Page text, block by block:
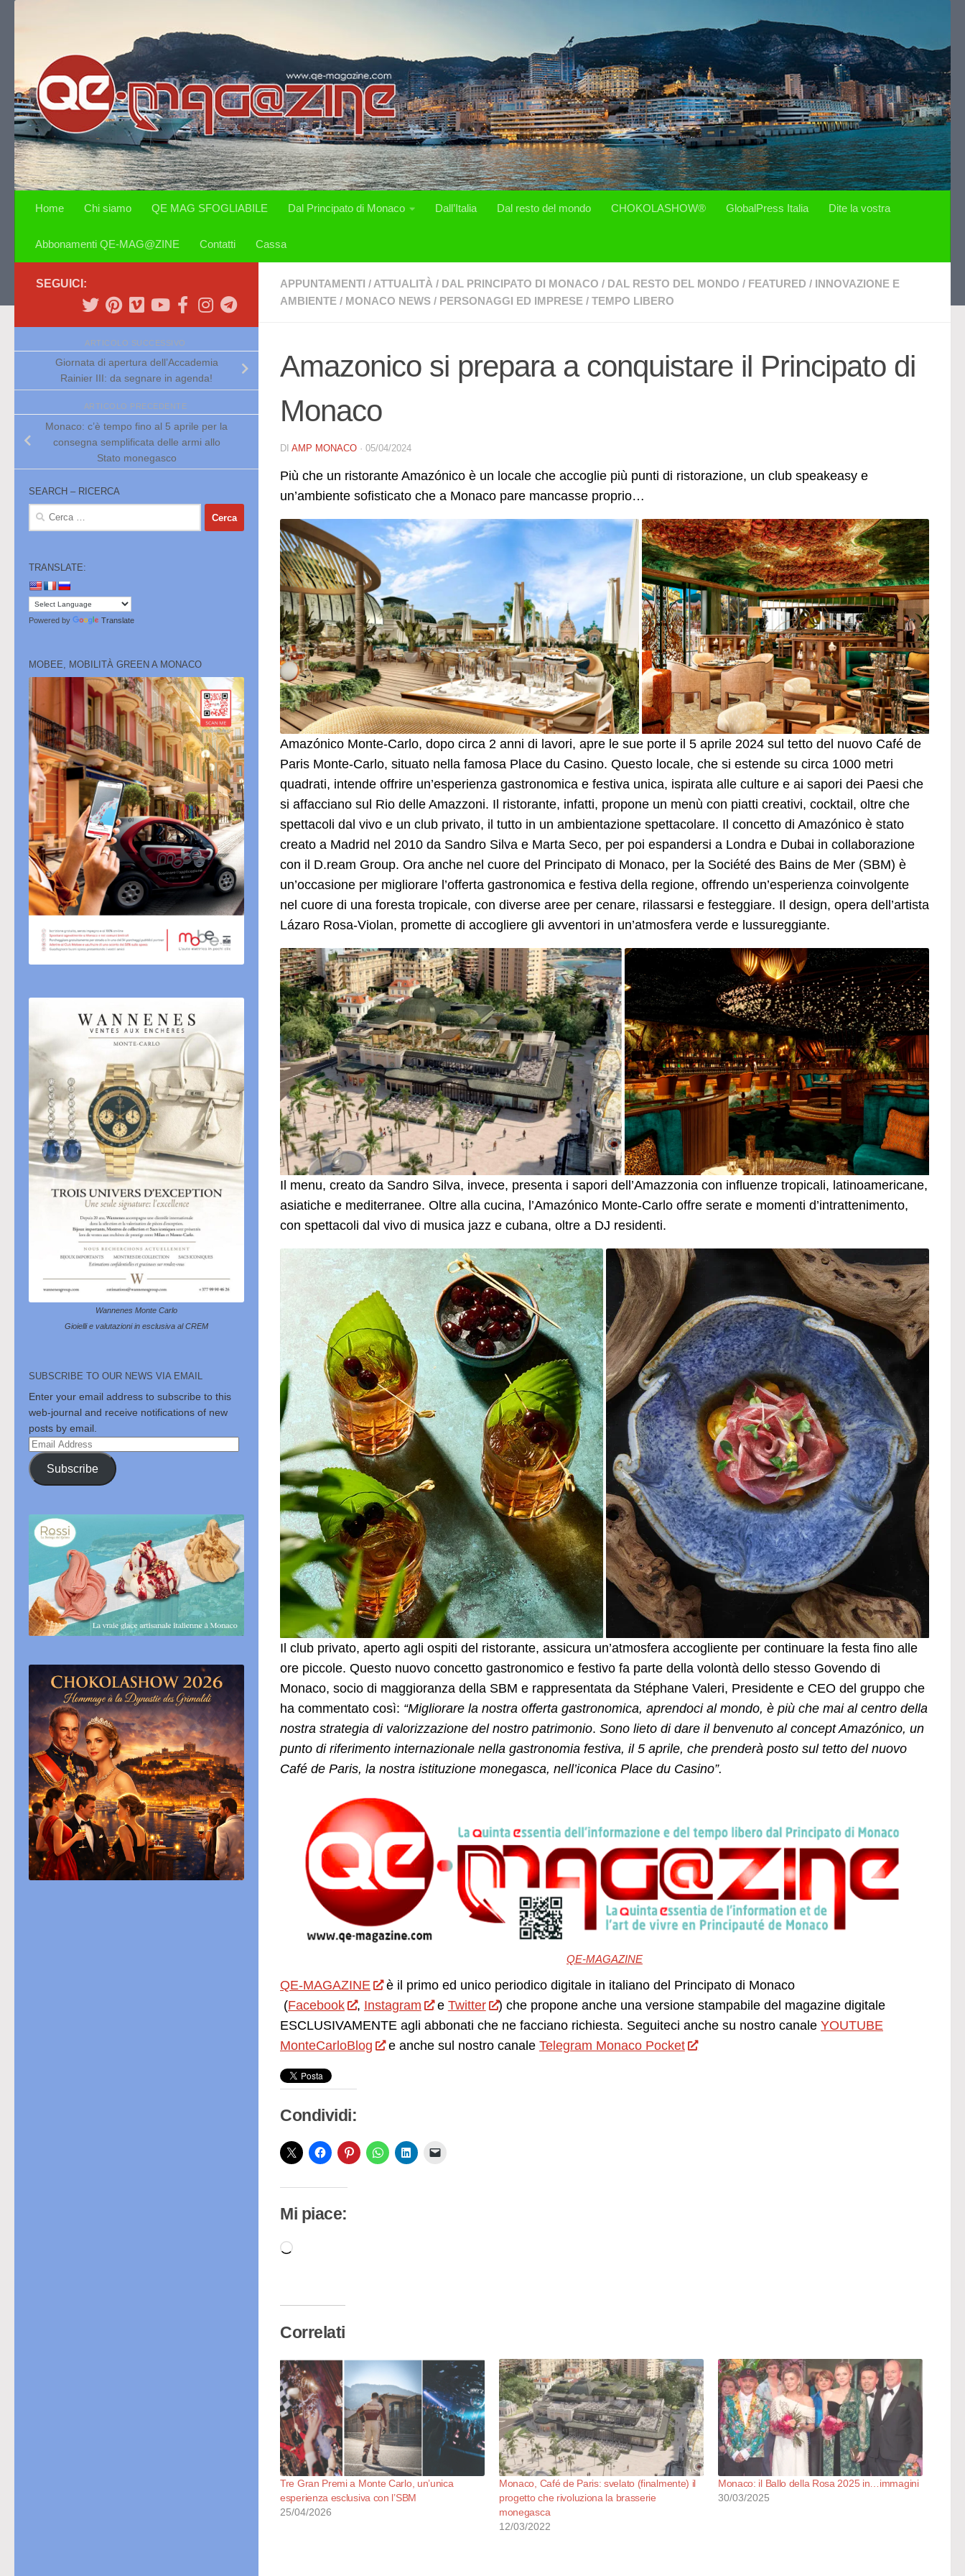
Home Chi siamo QE MAG SFOGLIABILE Dal Principato di Monaco Dall’Italia Dal resto del mondo CHOKOLASHOW® GlobalPress Italia Dite la vostra
Abbonamenti QE-MAG@ZINE Contatti Cassa
APPUNTAMENTI / ATTUALITÀ / DAL PRINCIPATO DI MONACO / DAL RESTO DEL MONDO / FEATURED / INNOVAZIONE E
AMBIENTE / MONACO NEWS / PERSONAGGI ED IMPRESE / TEMPO LIBERO
Amazonico si prepara a conquistare il Principato di
Monaco
DI AMP MONACO · 05/04/2024
Più che un ristorante Amazónico è un locale che accoglie più punti di ristorazione, un club speakeasy e
un’ambiente sofisticato che a Monaco pare mancasse proprio…
Amazónico Monte-Carlo, dopo circa 2 anni di lavori, apre le sue porte il 5 aprile 2024 sul tetto del nuovo Café de
Paris Monte-Carlo, situato nella famosa Place du Casino. Questo locale, che si estende su circa 1000 metri
quadrati, intende offrire un’esperienza gastronomica e festiva unica, ispirata alle culture e ai sapori dei Paesi che
si affacciano sul Rio delle Amazzoni. Il ristorante, infatti, propone un menù con piatti creativi, cocktail, oltre che
spettacoli dal vivo e un club privato, il tutto in un ambientazione spettacolare. Il concetto di Amazónico è stato
creato a Madrid nel 2010 da Sandro Silva e Marta Seco, per poi espandersi a Londra e Dubai in collaborazione
con il D.ream Group. Ora anche nel cuore del Principato di Monaco, per la Société des Bains de Mer (SBM) è
un’occasione per migliorare l’offerta gastronomica e festiva della regione, offrendo un’esperienza coinvolgente
nel cuore di una foresta tropicale, con diverse aree per cenare, rilassarsi e festeggiare. Il design, opera dell’artista
Lázaro Rosa-Violan, promette di accogliere gli avventori in un’atmosfera verde e lussureggiante.
Il menu, creato da Sandro Silva, invece, presenta i sapori dell’Amazzonia con influenze tropicali, latinoamericane,
asiatiche e mediterranee. Oltre alla cucina, l’Amazónico Monte-Carlo offre serate e momenti d’intrattenimento,
con spettacoli dal vivo di musica jazz e cubana, oltre a DJ residenti.
Il club privato, aperto agli ospiti del ristorante, assicura un’atmosfera accogliente per continuare la festa fino alle
ore piccole. Questo nuovo concetto gastronomico e festivo fa parte della volontà dello stesso Govendo di
Monaco, socio di maggioranza della SBM e rappresentata da Stéphane Valeri, Presidente e CEO del gruppo che
ha commentato così: “Migliorare la nostra offerta gastronomica, aprendoci al mondo, è più che mai al centro della
nostra strategia di valorizzazione del nostro patrimonio. Sono lieto di dare il benvenuto al concept Amazónico, un
punto di riferimento internazionale nella gastronomia festiva, il 5 aprile, che prenderà posto sul tetto del nuovo
Café de Paris, la nostra istituzione monegasca, nell’iconica Place du Casino”.
QE-MAGAZINE
QE-MAGAZINE
è il primo ed unico periodico digitale in italiano del Principato di Monaco
(Facebook , Instagram e Twitter
) che propone anche una versione stampabile del magazine digitale
ESCLUSIVAMENTE agli abbonati che ne facciano richiesta. Seguiteci anche su nostro canale YOUTUBE
MonteCarloBlog
e anche sul nostro canale Telegram Monaco Pocket
Condividi:
Mi piace:
Caricamento
Correlati
Tre Gran Premi a Monte Carlo, un’unica
esperienza esclusiva con l’SBM
25/04/2026
Monaco, Café de Paris: svelato (finalmente) il
progetto che rivoluziona la brasserie
monegasca
12/03/2022
Monaco: il Ballo della Rosa 2025 in…immagini
30/03/2025
SEGUICI:
ARTICOLO SUCCESSIVO
Giornata di apertura dell’Accademia
Rainier III: da segnare in agenda!
ARTICOLO PRECEDENTE
Monaco: c’è tempo fino al 5 aprile per la
consegna semplificata delle armi allo
Stato monegasco
SEARCH – RICERCA
Ricerca
TRANSLATE:
Powered by Translate
MOBEE, MOBILITÀ GREEN A MONACO
Wannenes Monte Carlo
Gioielli e valutazioni in esclusiva al CREM
SUBSCRIBE TO OUR NEWS VIA EMAIL
Enter your email address to subscribe to this
web-journal and receive notifications of new
posts by email.
Email
Address
Subscribe